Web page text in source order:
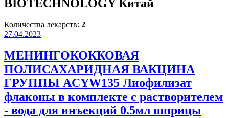
BIOTECHNOLOGY Китай
Количества лекарств: 2
27.04.2023
МЕНИНГОКОККОВАЯ
ПОЛИСАХАРИДНАЯ ВАКЦИНА
ГРУППЫ ACYW135 Лиофилизат
флаконы в комплекте с растворителем
- вода для инъекций 0.5мл шприцы